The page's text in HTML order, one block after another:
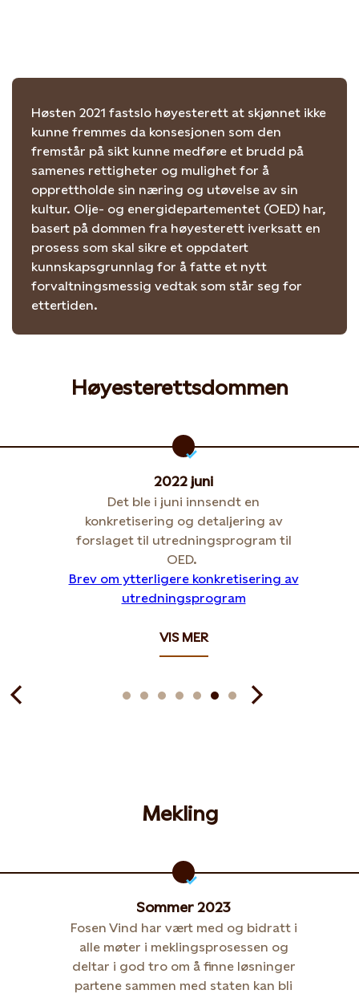
Høsten 2021 fastslo høyesterett at skjønnet ikke
kunne fremmes da konsesjonen som den
fremstår på sikt kunne medføre et brudd på
samenes rettigheter og mulighet for å
opprettholde sin næring og utøvelse av sin
kultur. Olje- og energidepartementet (OED) har,
basert på dommen fra høyesterett iverksatt en
prosess som skal sikre et oppdatert
kunnskapsgrunnlag for å fatte et nytt
forvaltningsmessig vedtak som står seg for
ettertiden.
Høyesterettsdommen
2022 juni
Det ble i juni innsendt en
konkretisering og detaljering av
forslaget til utredningsprogram til
OED.
Brev om ytterligere konkretisering av
utredningsprogram
VIS MER
Mekling
Sommer 2023
Fosen Vind har vært med og bidratt i
alle møter i meklingsprosessen og
deltar i god tro om å finne løsninger
partene sammen med staten kan bli